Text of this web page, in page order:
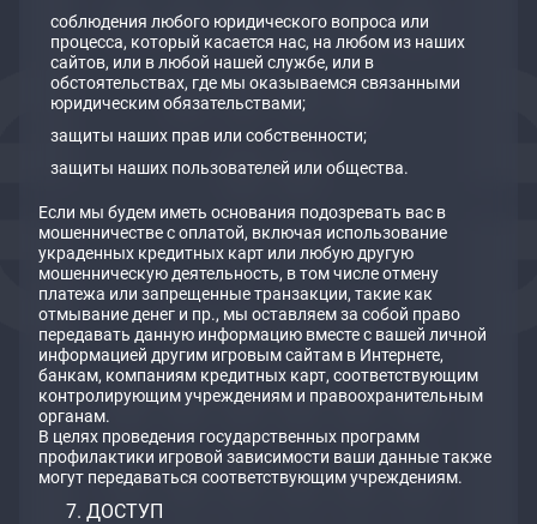
соблюдения любого юридического вопроса или
процесса, который касается нас, на любом из наших
сайтов, или в любой нашей службе, или в
обстоятельствах, где мы оказываемся связанными
юридическим обязательствами;
защиты наших прав или собственности;
защиты наших пользователей или общества.
Если мы будем иметь основания подозревать вас в
мошенничестве с оплатой, включая использование
украденных кредитных карт или любую другую
мошенническую деятельность, в том числе отмену
платежа или запрещенные транзакции, такие как
отмывание денег и пр., мы оставляем за собой право
передавать данную информацию вместе с вашей личной
информацией другим игровым сайтам в Интернете,
банкам, компаниям кредитных карт, соответствующим
контролирующим учреждениям и правоохранительным
органам.
В целях проведения государственных программ
профилактики игровой зависимости ваши данные также
могут передаваться соответствующим учреждениям.
ДОСТУП